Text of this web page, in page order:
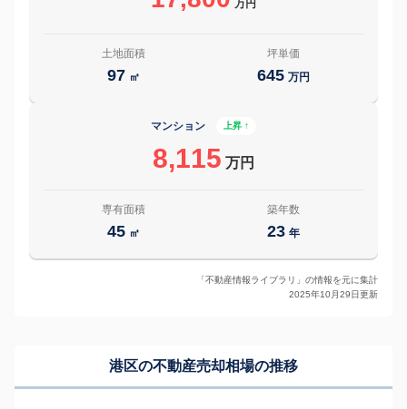
万円
土地面積
97 ㎡
坪単価
645 万円
マンション 上昇 ↑
8,115 万円
専有面積
45 ㎡
築年数
23 年
「不動産情報ライブラリ」の情報を元に集計
2025年10月29日更新
港区の不動産売却相場の推移